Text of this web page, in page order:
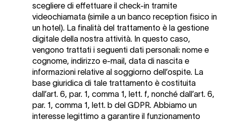
scegliere di effettuare il check-in tramite
videochiamata (simile a un banco reception fisico in
un hotel). La finalità del trattamento è la gestione
digitale della nostra attività. In questo caso,
vengono trattati i seguenti dati personali: nome e
cognome, indirizzo e-mail, data di nascita e
informazioni relative al soggiorno dell’ospite. La
base giuridica di tale trattamento è costituita
dall’art. 6, par. 1, comma 1, lett. f, nonché dall’art. 6,
par. 1, comma 1, lett. b del GDPR. Abbiamo un
interesse legittimo a garantire il funzionamento